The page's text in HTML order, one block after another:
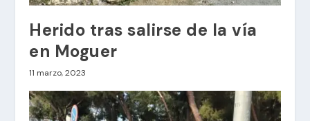
Herido tras salirse de la vía
en Moguer
11 marzo, 2023